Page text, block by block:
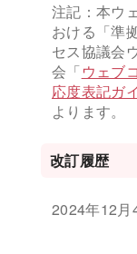
注記：本ウ
おける「準
セス協議会
会「ウェブ
応度表記ガ
よります。
改訂履歴
2024年12